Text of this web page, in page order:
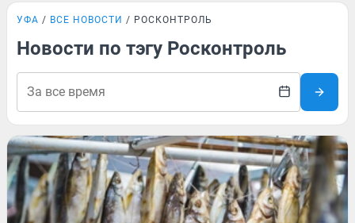
УФА ВСЕ НОВОСТИ РОСКОНТРОЛЬ
Новости по тэгу Росконтроль